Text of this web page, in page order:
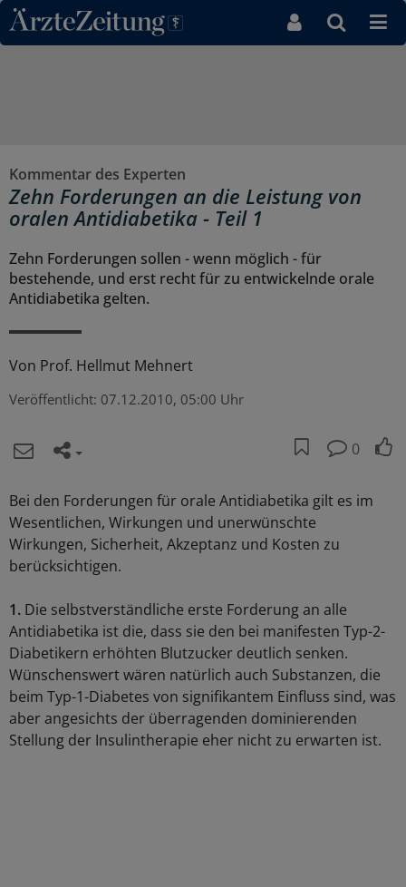
Direkt zum Inhaltsbereich
Kommentar des Experten
Zehn Forderungen an die Leistung von
oralen Antidiabetika - Teil 1
Zehn Forderungen sollen - wenn möglich - für
bestehende, und erst recht für zu entwickelnde orale
Antidiabetika gelten.
Von Prof. Hellmut Mehnert
Veröffentlicht: 07.12.2010, 05:00 Uhr
0
Bei den Forderungen für orale Antidiabetika gilt es im
Wesentlichen, Wirkungen und unerwünschte
Wirkungen, Sicherheit, Akzeptanz und Kosten zu
berücksichtigen.
1. Die selbstverständliche erste Forderung an alle
Antidiabetika ist die, dass sie den bei manifesten Typ-2-
Diabetikern erhöhten Blutzucker deutlich senken.
Wünschenswert wären natürlich auch Substanzen, die
beim Typ-1-Diabetes von signifikantem Einfluss sind, was
aber angesichts der überragenden dominierenden
Stellung der Insulintherapie eher nicht zu erwarten ist.